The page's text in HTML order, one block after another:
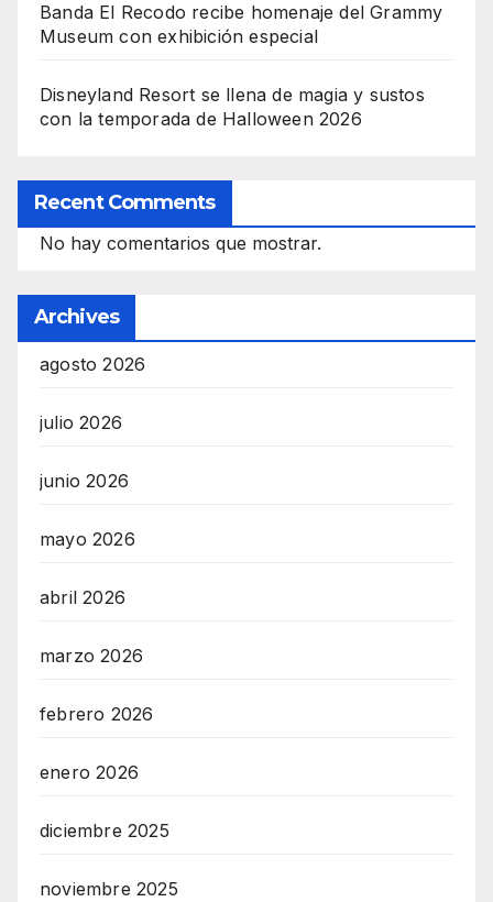
Banda El Recodo recibe homenaje del Grammy
Museum con exhibición especial
Disneyland Resort se llena de magia y sustos
con la temporada de Halloween 2026
Recent Comments
No hay comentarios que mostrar.
Archives
agosto 2026
julio 2026
junio 2026
mayo 2026
abril 2026
marzo 2026
febrero 2026
enero 2026
diciembre 2025
noviembre 2025